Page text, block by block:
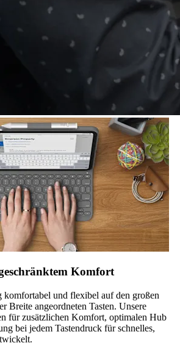
Komfort
komfortabel und flexibel auf den großen
Breite angeordneten Tasten. Unsere
für zusätzlichen Komfort, optimalen Hub
bei jedem Tastendruck für schnelles,